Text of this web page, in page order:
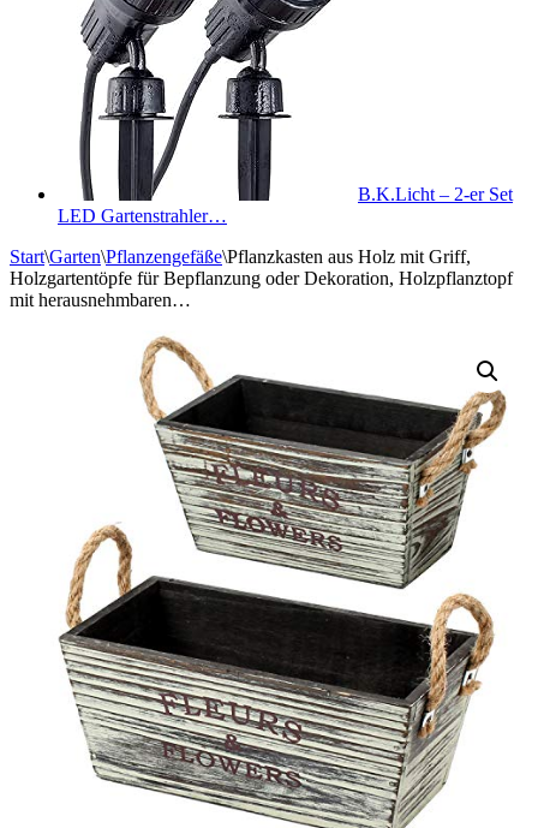
B.K.Licht – 2-er Set
LED Gartenstrahler…
Start\Garten\Pflanzengefäße\Pflanzkasten aus Holz mit Griff,
Holzgartentöpfe für Bepflanzung oder Dekoration, Holzpflanztopf
mit herausnehmbaren…